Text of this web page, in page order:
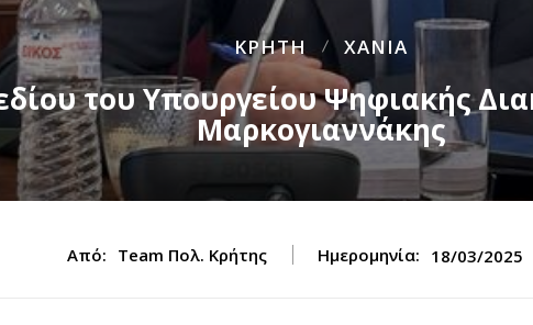
ΚΡΗΤΗ ΧΑΝΙΑ
του Υπουργείου Ψηφιακής
Μαρκογιαννάκης
Από: Team Πολ. Κρήτης Ημερομηνία: 18/03/2025